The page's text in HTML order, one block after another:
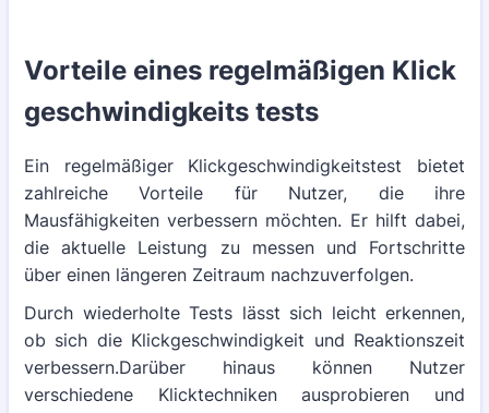
Vorteile eines regelmäßigen Klick
geschwindigkeits tests
Ein regelmäßiger Klickgeschwindigkeitstest bietet
zahlreiche Vorteile für Nutzer, die ihre
Mausfähigkeiten verbessern möchten. Er hilft dabei,
die aktuelle Leistung zu messen und Fortschritte
über einen längeren Zeitraum nachzuverfolgen.
Durch wiederholte Tests lässt sich leicht erkennen,
ob sich die Klickgeschwindigkeit und Reaktionszeit
verbessern.Darüber hinaus können Nutzer
verschiedene Klicktechniken ausprobieren und